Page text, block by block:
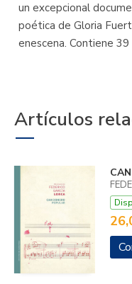
un excepcional
poética de Gloria
enescena. Contiene
Artículos